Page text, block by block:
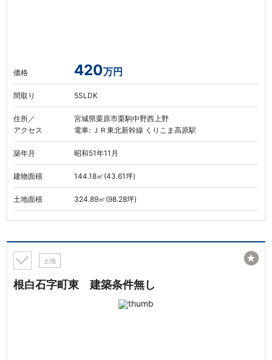
価格 420万円
間取り 5SLDK
住所／
アクセス
宮城県栗原市栗駒中野西上野
電車: ＪＲ東北新幹線 くりこま高原駅
築年月 昭和51年11月
建物面積 144.18㎡(43.61坪)
土地面積 324.89㎡(98.28坪)
土地
根白石字町東 建築条件無し
★